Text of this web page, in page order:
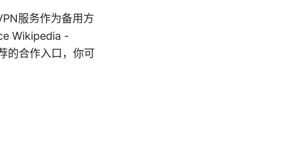
服务作为备用方
Wikipedia -
合作入口，你可